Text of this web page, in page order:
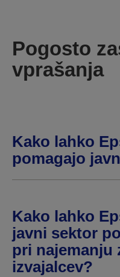
Pogosto
vprašanja
Kako lahko
pomagajo
Kako lahko
javni sektor
pri najemanju
izvajalcev?